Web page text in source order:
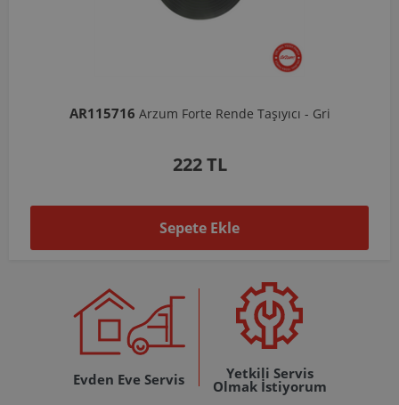
AR103206 Arzum Shake'N Take Doğrayıcı Hazne 570
Evden Eve Servis Yetkili Servis
Olmak İstiyorum